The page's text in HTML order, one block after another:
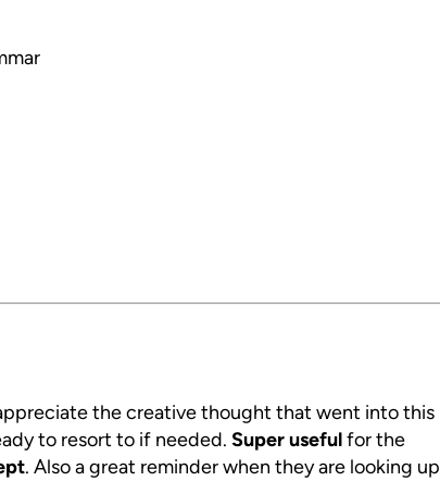
the creative thought that went into this
to resort to if needed. Super usefulfor the
. Also a great reminder when they are looking up